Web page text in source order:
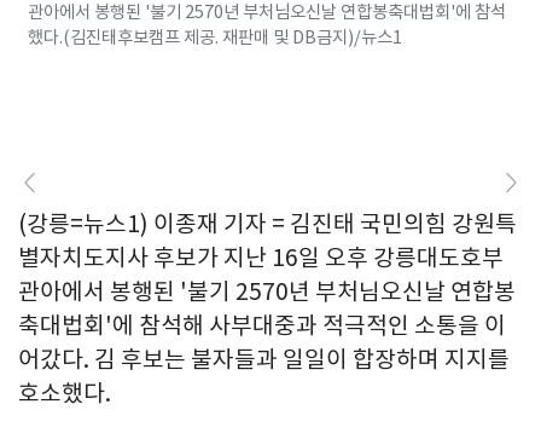
관아에서 봉행된 '불기 2570년 부처님오신날 연합봉축대법회'에 참석
했다.(김진태후보캠프 제공. 재판매 및 DB금지)/뉴스1
(강릉=뉴스1) 이종재 기자 = 김진태 국민의힘 강원특
별자치도지사 후보가 지난 16일 오후 강릉대도호부
관아에서 봉행된 '불기 2570년 부처님오신날 연합봉
축대법회'에 참석해 사부대중과 적극적인 소통을 이
어갔다. 김 후보는 불자들과 일일이 합장하며 지지를
호소했다.